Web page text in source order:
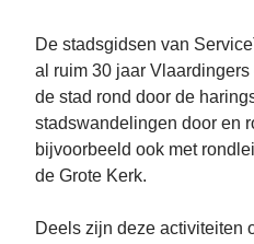
De stadsgidsen van
al ruim 30 jaar
de stad rond door de
stadswandelingen door en
bijvoorbeeld ook met
de Grote Kerk.
Deels zijn deze activiteiten